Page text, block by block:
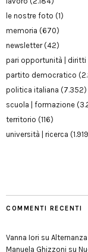
le nostre foto (1)
memoria (670)
newsletter(42)
pari opportunità | diritti
partito democratico
politica italiana (7.352)
scuola | formazione
territorio (116)
università | ricerca
COMMENTI RECENTI
Vanna Iori su
Manuela Ghizzoni su